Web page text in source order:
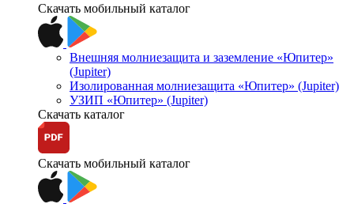
Скачать мобильный каталог
Внешняя молниезащита и заземление «Юпитер»
(Jupiter)
Изолированная молниезащита «Юпитер» (Jupiter)
УЗИП «Юпитер» (Jupiter)
Скачать каталог
Скачать мобильный каталог